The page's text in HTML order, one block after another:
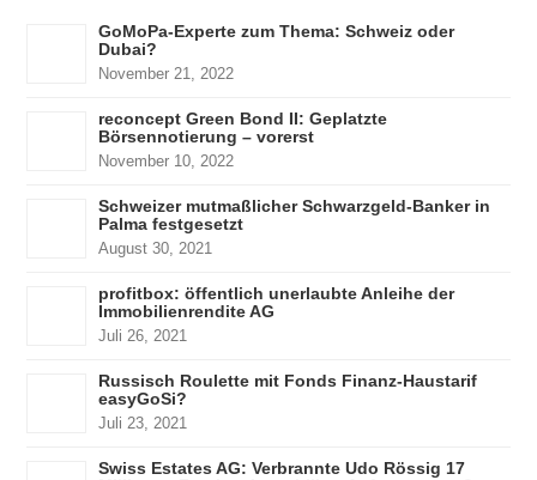
GoMoPa-Experte zum Thema: Schweiz oder
Dubai?
November 21, 2022
reconcept Green Bond II: Geplatzte
Börsennotierung – vorerst
November 10, 2022
Schweizer mutmaßlicher Schwarzgeld-Banker in
Palma festgesetzt
August 30, 2021
profitbox: öffentlich unerlaubte Anleihe der
Immobilienrendite AG
Juli 26, 2021
Russisch Roulette mit Fonds Finanz-Haustarif
easyGoSi?
Juli 23, 2021
Swiss Estates AG: Verbrannte Udo Rössig 17